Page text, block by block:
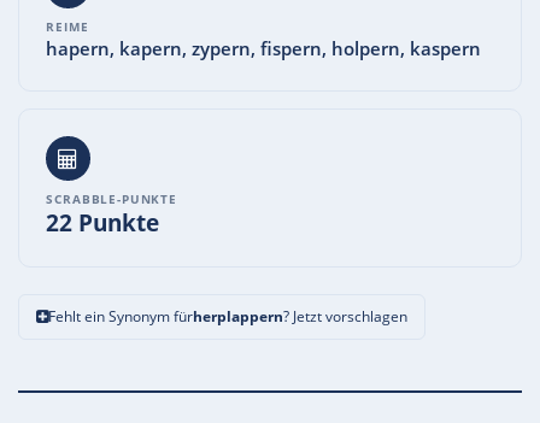
REIME
hapern, kapern, zypern, fispern, holpern, kaspern
SCRABBLE-PUNKTE
22 Punkte
Fehlt ein Synonym fürherplappern? Jetzt vorschlagen